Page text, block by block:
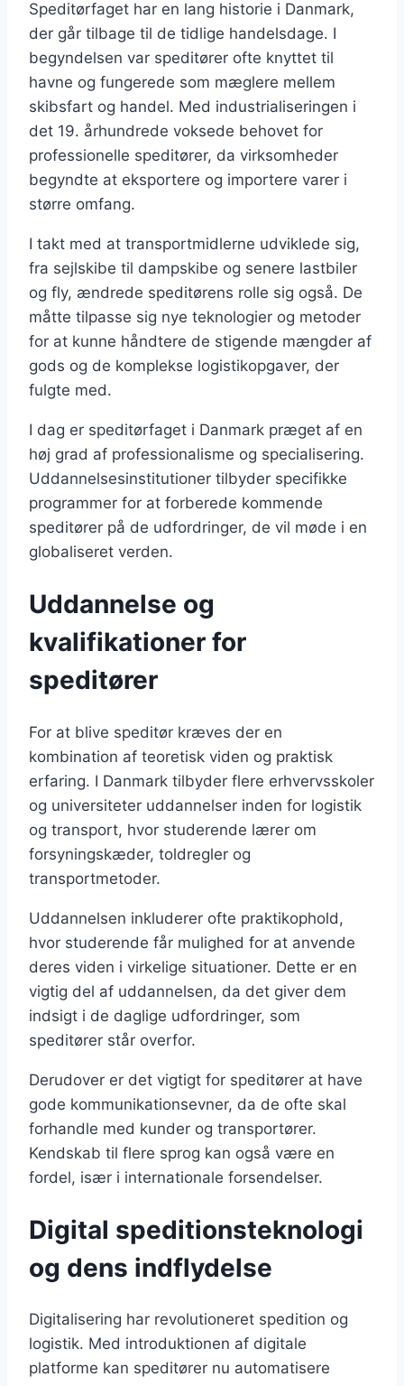
Speditørfaget har en lang historie i Danmark,
der går tilbage til de tidlige handelsdage. I
begyndelsen var speditører ofte knyttet til
havne og fungerede som mæglere mellem
skibsfart og handel. Med industrialiseringen i
det 19. århundrede voksede behovet for
professionelle speditører, da virksomheder
begyndte at eksportere og importere varer i
større omfang.
I takt med at transportmidlerne udviklede sig,
fra sejlskibe til dampskibe og senere lastbiler
og fly, ændrede speditørens rolle sig også. De
måtte tilpasse sig nye teknologier og metoder
for at kunne håndtere de stigende mængder af
gods og de komplekse logistikopgaver, der
fulgte med.
I dag er speditørfaget i Danmark præget af en
høj grad af professionalisme og specialisering.
Uddannelsesinstitutioner tilbyder specifikke
programmer for at forberede kommende
speditører på de udfordringer, de vil møde i en
globaliseret verden.
Uddannelse og
kvalifikationer for
speditører
For at blive speditør kræves der en
kombination af teoretisk viden og praktisk
erfaring. I Danmark tilbyder flere erhvervsskoler
og universiteter uddannelser inden for logistik
og transport, hvor studerende lærer om
forsyningskæder, toldregler og
transportmetoder.
Uddannelsen inkluderer ofte praktikophold,
hvor studerende får mulighed for at anvende
deres viden i virkelige situationer. Dette er en
vigtig del af uddannelsen, da det giver dem
indsigt i de daglige udfordringer, som
speditører står overfor.
Derudover er det vigtigt for speditører at have
gode kommunikationsevner, da de ofte skal
forhandle med kunder og transportører.
Kendskab til flere sprog kan også være en
fordel, især i internationale forsendelser.
Digital speditionsteknologi
og dens indflydelse
Digitalisering har revolutioneret spedition og
logistik. Med introduktionen af digitale
platforme kan speditører nu automatisere